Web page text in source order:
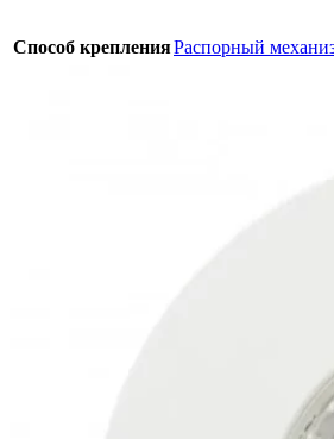
Способ крепленияРаспорный